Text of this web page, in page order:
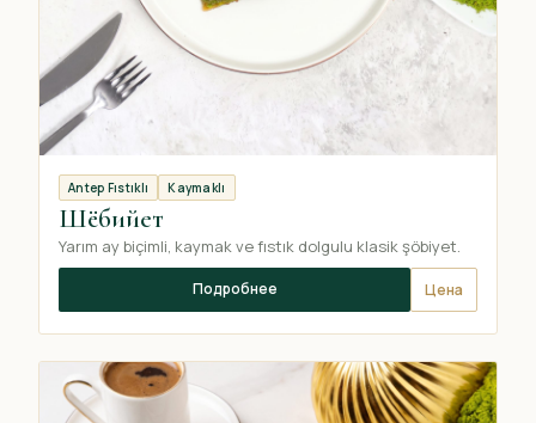
Antep Fıstıklı Kaymaklı
Шёбийет
Yarım ay biçimli, kaymak ve fıstık dolgulu klasik şöbiyet.
Подробнее Цена